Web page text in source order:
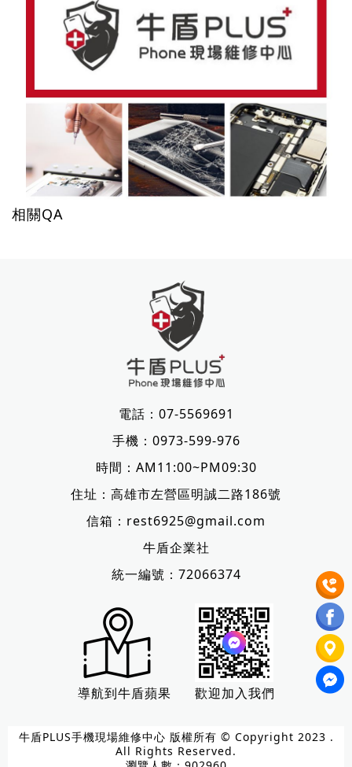
相關QA
電話： 07-5569691
手機： 0973-599-976
時間：AM11:00~PM09:30
住址： 高雄市左營區明誠二路186號
信箱： rest6925@gmail.com
牛盾企業社
統一編號：72066374
導航到牛盾蘋果 歡迎加入我們
牛盾PLUS手機現場維修中心 版權所有 © Copyright 2023 .
All Rights Reserved.